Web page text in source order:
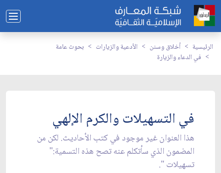
الرئيسية أخلاق وسنن الأدعية والزيارات
بحوث عامة
في الدعاء والزيارة
في التسهيلات والكرم الإلهي
هذا العنوان غير موجود في كتب الأحاديث. لكن من
المضمون الذي سأتكلم عنه تصح هذه التسمية:"
تسهيلات ".